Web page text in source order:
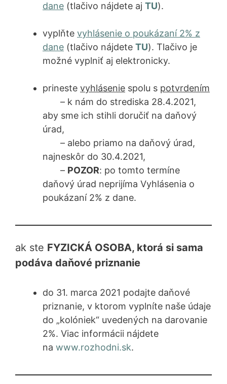
dane (tlačivo nájdete aj TU).
vyplňte vyhlásenie o poukázaní 2% z
dane (tlačivo nájdete TU). Tlačivo je
možné vyplniť aj elektronicky.
prineste vyhlásenie spolu s potvrdením
– k nám do strediska 28.4.2021,
aby sme ich stihli doručiť na daňový
úrad,
– alebo priamo na daňový úrad,
najneskôr do 30.4.2021,
– POZOR: po tomto termíne
daňový úrad neprijíma Vyhlásenia o
poukázaní 2% z dane.
ak ste FYZICKÁ OSOBA, ktorá si sama
podáva daňové priznanie
do 31. marca 2021 podajte daňové
priznanie, v ktorom vyplníte naše údaje
do „kolóniek“ uvedených na darovanie
2%. Viac informácii nájdete
na www.rozhodni.sk.